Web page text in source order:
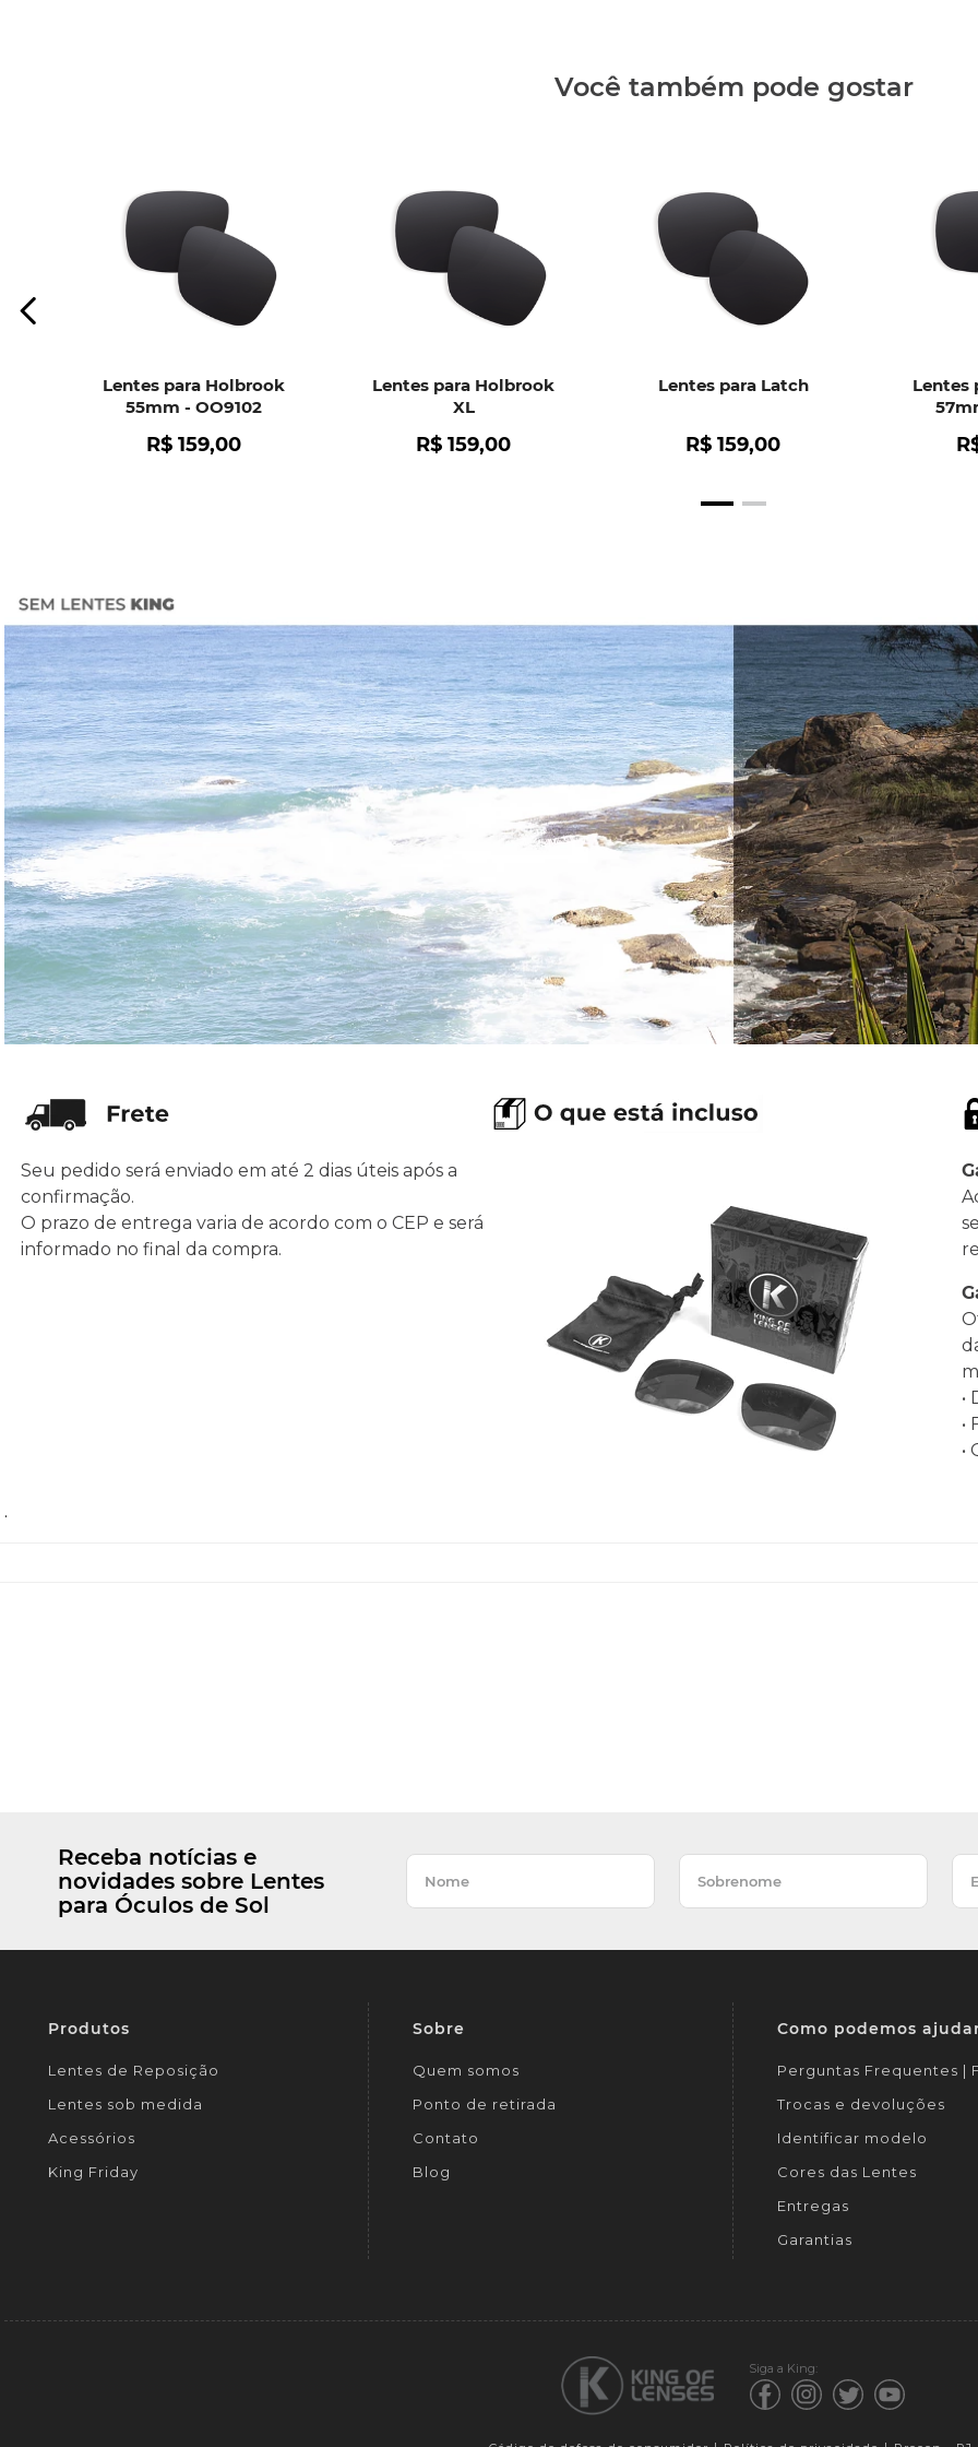
Você também pode gostar
Lentes para Holbrook
55mm - OO9102
R$ 159,00
Lentes para Holbrook
XL
R$ 159,00
Lentes para Latch
R$ 159,00
Lentes
Seu pedido será enviado em até 2 dias úteis após a
confirmação.
O prazo de entrega varia de acordo com o CEP e será
informado no final da compra.
•
•
•
.
Receba notícias e
novidades sobre Lentes
para Óculos de Sol
Produtos
Lentes de Reposição
Lentes sob medida
Acessórios
King Friday
Sobre
Quem somos
Ponto de retirada
Contato
Blog
Como podemos
Perguntas Frequentes |
Trocas e devoluções
Identificar modelo
Cores das Lentes
Entregas
Garantias
Siga a King: